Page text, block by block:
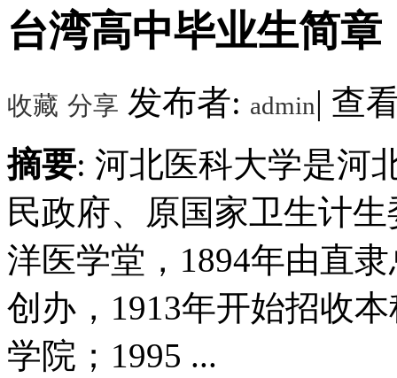
台湾高中毕业生简章
收藏 分享 发布者: admin| 查
摘要: 河北医科大学是河
民政府、原国家卫生计
洋医学堂，1894年由直
创办，1913年开始招收
学院；1995 ...